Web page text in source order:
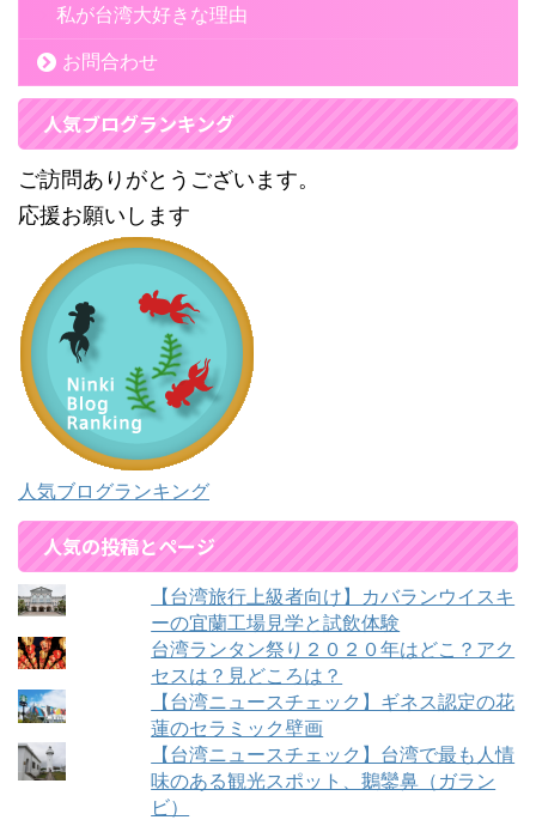
私が台湾大好きな理由
お問合わせ
人気ブログランキング
ご訪問ありがとうございます。
応援お願いします
人気ブログランキング
人気の投稿とページ
【台湾旅行上級者向け】カバランウイスキ
ーの宜蘭工場見学と試飲体験
台湾ランタン祭り２０２０年はどこ？アク
セスは？見どころは？
【台湾ニュースチェック】ギネス認定の花
蓮のセラミック壁画
【台湾ニュースチェック】台湾で最も人情
味のある観光スポット、鵝鑾鼻（ガラン
ビ）